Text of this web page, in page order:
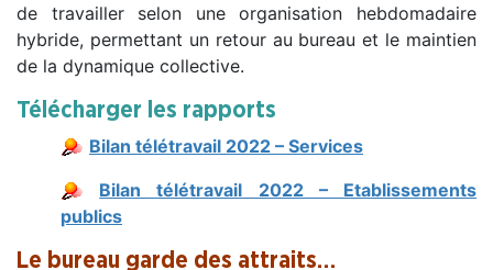
de travailler selon une organisation hebdomadaire
hybride, permettant un retour au bureau et le maintien
de la dynamique collective.
Télécharger les rapports
Bilan télétravail 2022 – Services
Bilan télétravail 2022 – Etablissements
publics
Le bureau garde des attraits…